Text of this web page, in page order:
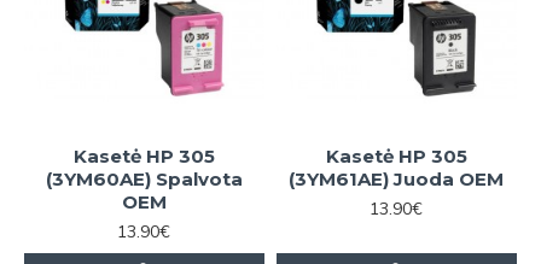
Kasetė HP 305
(3YM60AE) Spalvota
OEM
13.90€
Kasetė HP 305
(3YM61AE) Juoda OEM
13.90€